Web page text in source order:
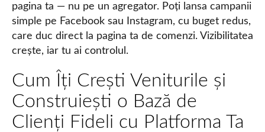
pagina ta — nu pe un agregator. Poți lansa campanii
simple pe Facebook sau Instagram, cu buget redus,
care duc direct la pagina ta de comenzi. Vizibilitatea
crește, iar tu ai controlul.
Cum Îți Crești Veniturile și
Construiești o Bază de
Clienți Fideli cu Platforma Ta